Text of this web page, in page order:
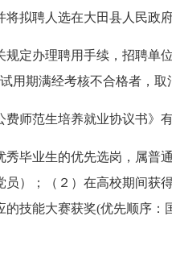
拟聘人选在大田县人民政
定办理聘用手续，招聘单
用期满经考核不合格者，取
师范生培养就业协议书》
毕业生的优先选岗，属普
）；（２）在高校期间获
的技能大赛获奖(优先顺序：